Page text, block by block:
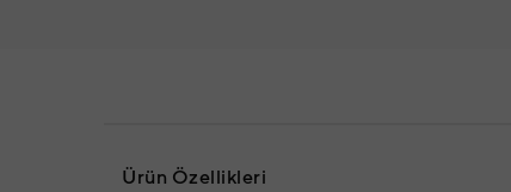
Ürün Özellikleri